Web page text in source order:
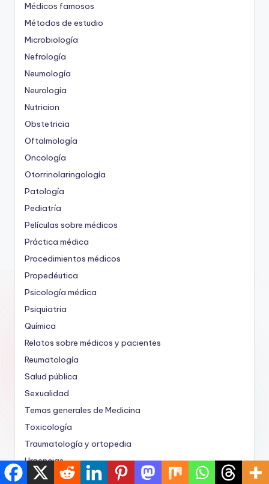
Médicos famosos
Métodos de estudio
Microbiología
Nefrología
Neumología
Neurología
Nutricion
Obstetricia
Oftalmología
Oncología
Otorrinolaringología
Patología
Pediatría
Películas sobre médicos
Práctica médica
Procedimientos médicos
Propedéutica
Psicología médica
Psiquiatria
Química
Relatos sobre médicos y pacientes
Reumatología
Salud pública
Sexualidad
Temas generales de Medicina
Toxicología
Traumatología y ortopedia
Urgencias
Urología